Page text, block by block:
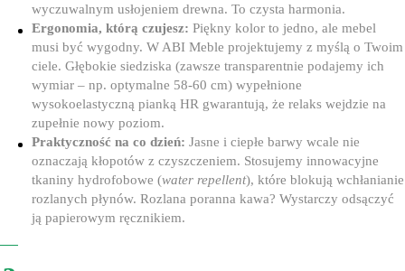
wyczuwalnym usłojeniem drewna. To czysta harmonia.
Ergonomia, którą czujesz: Piękny kolor to jedno, ale mebel
musi być wygodny. W ABI Meble projektujemy z myślą o Twoim
ciele. Głębokie siedziska (zawsze transparentnie podajemy ich
wymiar – np. optymalne 58-60 cm) wypełnione
wysokoelastyczną pianką HR gwarantują, że relaks wejdzie na
zupełnie nowy poziom.
Praktyczność na co dzień: Jasne i ciepłe barwy wcale nie
oznaczają kłopotów z czyszczeniem. Stosujemy innowacyjne
tkaniny hydrofobowe (water repellent), które blokują wchłanianie
rozlanych płynów. Rozlana poranna kawa? Wystarczy odsączyć
ją papierowym ręcznikiem.